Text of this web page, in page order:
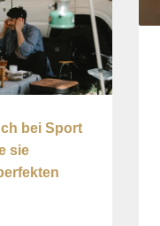
bei Sport
sie